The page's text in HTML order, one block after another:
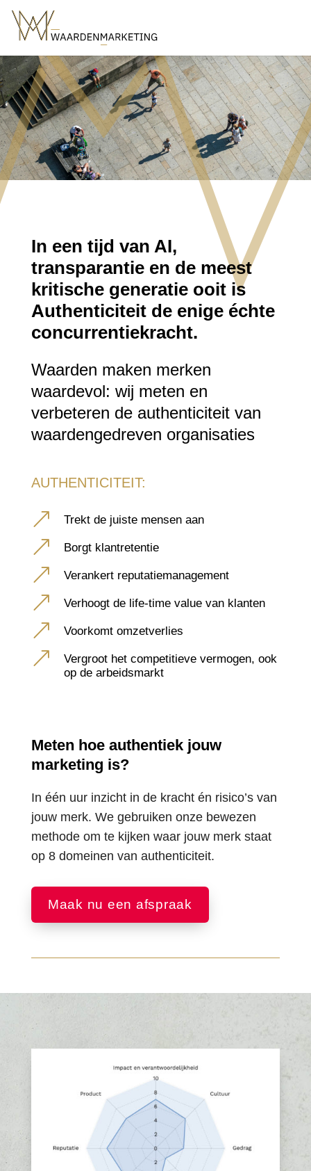
In een tijd van AI,
transparantie en de meest
kritische generatie ooit is
Authenticiteit de enige échte
concurrentiekracht.
Waarden maken merken
waardevol: wij meten en
verbeteren de authenticiteit van
waardengedreven organisaties
AUTHENTICITEIT:
& Trekt de juiste mensen aan
& Borgt klantretentie
& Verankert reputatiemanagement
& Verhoogt de life-time value van klanten
& Voorkomt omzetverlies
&
Vergroot het competitieve vermogen, ook
op de arbeidsmarkt
Meten hoe authentiek jouw
marketing is?
In één uur inzicht in de kracht én risico’s van
jouw merk. We gebruiken onze bewezen
methode om te kijken waar jouw merk staat
op 8 domeinen van authenticiteit.
Maak nu een afspraak